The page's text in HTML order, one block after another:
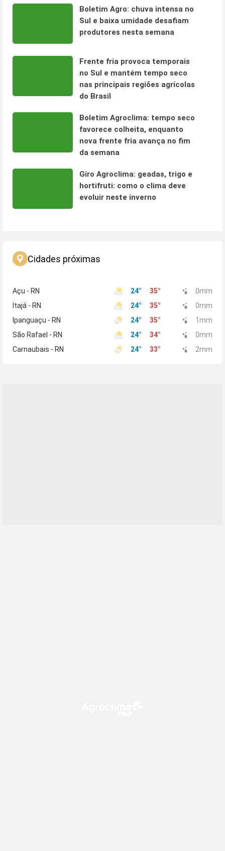
Boletim Agro: chuva intensa no
Sul e baixa umidade desafiam
produtores nesta semana
Frente fria provoca temporais
no Sul e mantém tempo seco
nas principais regiões agrícolas
do Brasil
Boletim Agroclima: tempo seco
favorece colheita, enquanto
nova frente fria avança no fim
da semana
Giro Agroclima: geadas, trigo e
hortifruti: como o clima deve
evoluir neste inverno
Cidades próximas
Açu - RN 24° 35° 0mm
Itajá - RN
24° 35° 0mm
Ipanguaçu - RN
24° 35° 1 mm
São Rafael - RN
24° 34° 0mm
Carnaubais - RN
24° 33° 2mm